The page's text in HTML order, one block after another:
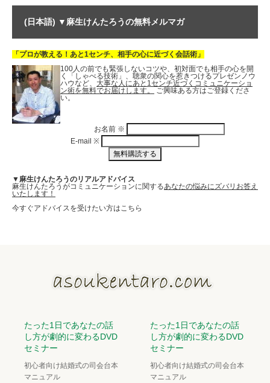
(日本語) ▼麻生けんたろうの無料メルマガ
「プロが教える！あと1センチ、相手の心に近づく会話術」
100人の前でも緊張しないコツや、初対面でも相手の心を開
く「しゃべる技術」、聴衆の関心を惹きつけるプレゼンノウ
ハウなど、 大事な人にあと1センチ近づくコミュニケーショ
ン術を無料でお届けします。
ご興味ある方はご登録くださ
い。
お名前 ※
E-mail ※
▼麻生けんたろうのリアルアドバイス
麻生けんたろうがコミュニケーションに関するあなたの悩みにズバリお答え
いたします！
今すぐアドバイスを受けたい方はこちら
たった1日であなたの話
し方が劇的に変わるDVD
セミナー
初心者向け結婚式の司会台本
マニュアル
たった1日であなたの話
し方が劇的に変わるDVD
セミナー
初心者向け結婚式の司会台本
マニュアル